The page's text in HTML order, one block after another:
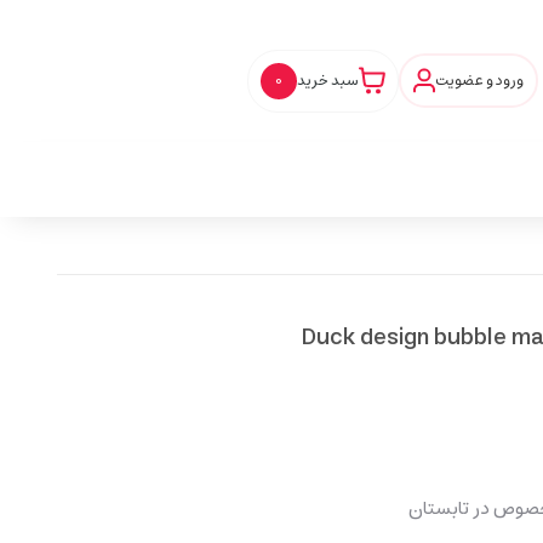
ورود و عضویت سبد خرید 0
در تابستان